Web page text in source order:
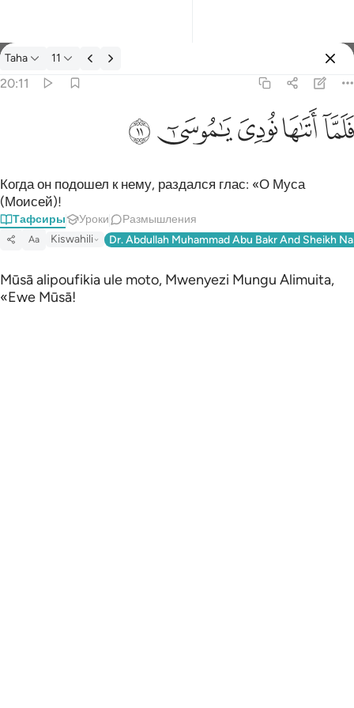
Тафсир: Taha 20:11
Taha 11
20:11
فَلَمَّآ أَتَىٰهَا نُودِىَ يَـٰمُوسَىٰٓ ١١
ﲵﲶﲷﲸﲹ
Когда он подошел к нему, раздался глас: «О Муса
(Моисей)!
Тафсиры Уроки Размышления
Aa Kiswahili Dr. Abdullah Muhammad Abu Bakr And Sheikh
Mūsā alipoufikia ule moto, Mwenyezi Mungu Alimuita,
«Ewe Mūsā!